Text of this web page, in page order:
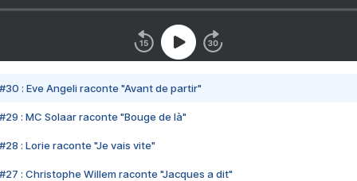
#30 : Eve Angeli raconte "Avant de partir"
#29 : MC Solaar raconte "Bouge de là"
#28 : Lorie raconte "Je vais vite"
#27 : Christophe Willem raconte "Jacques a dit"